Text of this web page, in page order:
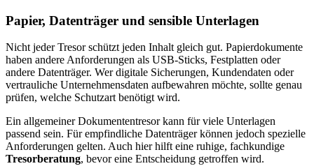
Papier, Datenträger und sensible Unterlagen
Nicht jeder Tresor schützt jeden Inhalt gleich gut. Papierdokumente
haben andere Anforderungen als USB-Sticks, Festplatten oder
andere Datenträger. Wer digitale Sicherungen, Kundendaten oder
vertrauliche Unternehmensdaten aufbewahren möchte, sollte genau
prüfen, welche Schutzart benötigt wird.
Ein allgemeiner Dokumententresor kann für viele Unterlagen
passend sein. Für empfindliche Datenträger können jedoch spezielle
Anforderungen gelten. Auch hier hilft eine ruhige, fachkundige
Tresorberatung, bevor eine Entscheidung getroffen wird.